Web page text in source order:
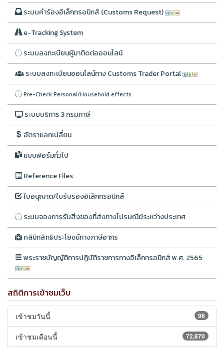
ระบบคำร้องอิเล็กทรอนิกส์ (Customs Request)
e-Tracking System
ระบบลงทะเบียนผู้มาติดต่อออนไลน์
ระบบลงทะเบียนออนไลน์ทาง Customs Trader Portal
Pre-Check Personal/Household effects
ระบบบริการ 3 กรมภาษี
อัตราแลกเปลี่ยน
แบบฟอร์มทั่วไป
Reference Files
ใบอนุญาต/ใบรับรองอิเล็กทรอนิกส์
ระบบจองการรับสิ่งของที่ส่งทางไปรษณีย์ระหว่างประเทศ
คลินิกสิทธิประโยชน์ทางภาษีอากร
พระราชบัญญัติการปฏิบัติราชการทางอิเล็กทรอนิกส์ พ.ศ. 2565
สถิติการเข้าชมเว็บ
96
เข้าชมวันนี้
72,870
เข้าชมเดือนนี้